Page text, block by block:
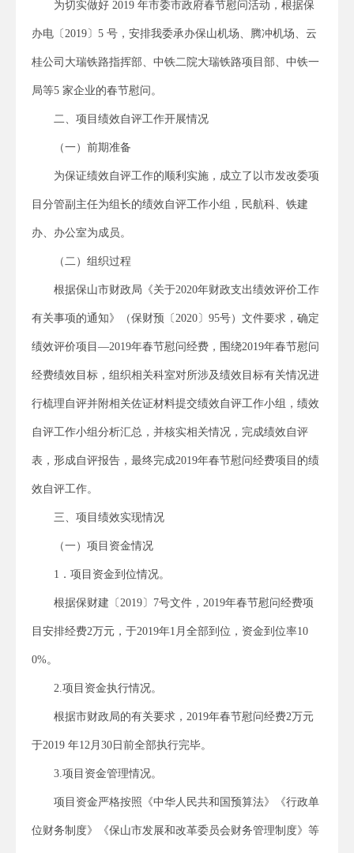
为切实做好 2019 年市委市政府春节慰问活动，根据保
办电〔2019〕5 号，安排我委承办保山机场、腾冲机场、云
桂公司大瑞铁路指挥部、中铁二院大瑞铁路项目部、中铁一
局等5 家企业的春节慰问。
二、项目绩效自评工作开展情况
（一）前期准备
为保证绩效自评工作的顺利实施，成立了以市发改委项
目分管副主任为组长的绩效自评工作小组，民航科、铁建
办、办公室为成员。
（二）组织过程
根据保山市财政局《关于2020年财政支出绩效评价工作
有关事项的通知》（保财预〔2020〕95号）文件要求，确定
绩效评价项目—2019年春节慰问经费，围绕2019年春节慰问
经费绩效目标，组织相关科室对所涉及绩效目标有关情况进
行梳理自评并附相关佐证材料提交绩效自评工作小组，绩效
自评工作小组分析汇总，并核实相关情况，完成绩效自评
表，形成自评报告，最终完成2019年春节慰问经费项目的绩
效自评工作。
三、项目绩效实现情况
（一）项目资金情况
1．项目资金到位情况。
根据保财建〔2019〕7号文件，2019年春节慰问经费项
目安排经费2万元，于2019年1月全部到位，资金到位率10
0%。
2.项目资金执行情况。
根据市财政局的有关要求，2019年春节慰问经费2万元
于2019 年12月30日前全部执行完毕。
3.项目资金管理情况。
项目资金严格按照《中华人民共和国预算法》《行政单
位财务制度》《保山市发展和改革委员会财务管理制度》等